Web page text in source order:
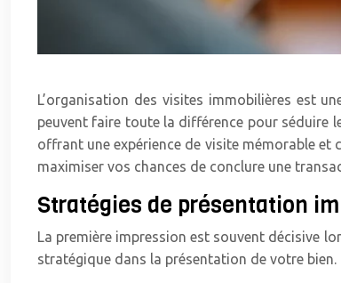
L’organisation des visites immobilières est
peuvent faire toute la différence pour séduire
offrant une expérience de visite mémorable
maximiser vos chances de conclure une
Stratégies de présentation
La première impression est souvent décisive
stratégique dans la présentation de votre